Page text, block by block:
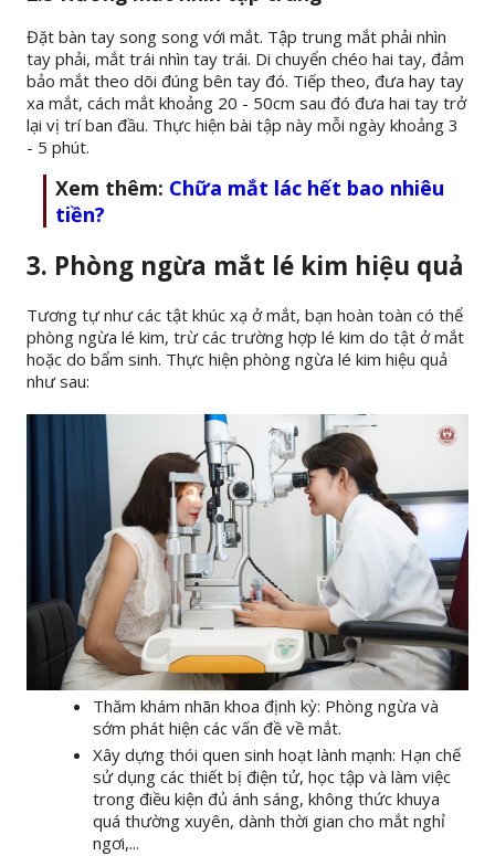
Đặt bàn tay song song với mắt. Tập trung mắt phải nhìn
tay phải, mắt trái nhìn tay trái. Di chuyển chéo hai tay, đảm
bảo mắt theo dõi đúng bên tay đó. Tiếp theo, đưa hay tay
xa mắt, cách mắt khoảng 20 - 50cm sau đó đưa hai tay trở
lại vị trí ban đầu. Thực hiện bài tập này mỗi ngày khoảng 3
- 5 phút.
Xem thêm: Chữa mắt lác hết bao nhiêu
tiền?
3. Phòng ngừa mắt lé kim hiệu quả
Tương tự như các tật khúc xạ ở mắt, bạn hoàn toàn có thể
phòng ngừa lé kim, trừ các trường hợp lé kim do tật ở mắt
hoặc do bẩm sinh. Thực hiện phòng ngừa lé kim hiệu quả
như sau:
Thăm khám nhãn khoa định kỳ: Phòng ngừa và
sớm phát hiện các vấn đề về mắt.
Xây dựng thói quen sinh hoạt lành mạnh: Hạn chế
sử dụng các thiết bị điện tử, học tập và làm việc
trong điều kiện đủ ánh sáng, không thức khuya
quá thường xuyên, dành thời gian cho mắt nghỉ
ngơi,...